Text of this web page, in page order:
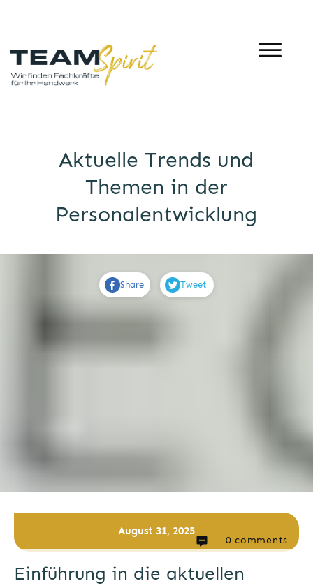
Aktuelle Trends und
Themen in der
Personalentwicklung
Share Tweet
August 31, 2025
0 comments
Einführung in die aktuellen